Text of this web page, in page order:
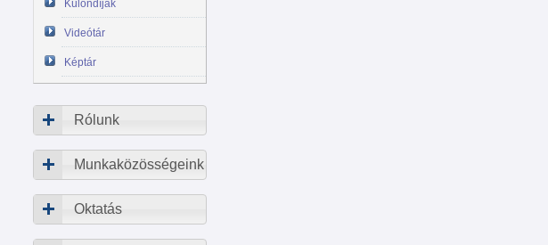
Különdíjak
Videótár
Képtár
Rólunk
Munkaközösségeink
Oktatás